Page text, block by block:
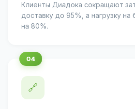
Клиенты Диадока сокращают
доставку до 95%, а нагрузку
на 80%.
🔗